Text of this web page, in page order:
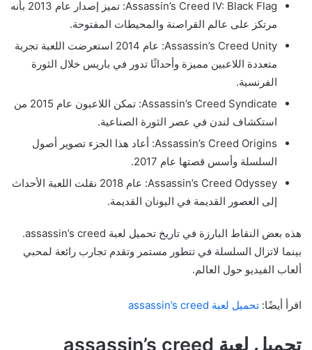
Assassin’s Creed IV: Black Flag: تميز إصدار عام 2013 بأنه
مرتكز على عالم القراصنة والمحيطات المفتوحة.
Assassin’s Creed Unity: عام 2014 استعرضت اللعبة تجربة
متعددة اللاعبين مميزة وأحداثًا تدور في باريس خلال الثورة
الفرنسية.
Assassin’s Creed Syndicate: تمكن اللاعبون عام 2015 من
استكشاف لندن في عصر الثورة الصناعية.
Assassin’s Creed Origins: أعاد هذا الجزء تصوير أصول
السلسلة وأسس قصتها عام 2017.
Assassin’s Creed Odyssey: عام 2018 نقلت اللعبة الأحداث
إلى العصور القديمة في اليونان القديمة.
هذه بعض النقاط البارزة في تاريخ تحميل لعبة assassin’s creed.
بينما لاتزال السلسلة في تتطور مستمر وتقدم تجارب رائعة لمحبي
ألعاب الفيديو حول العالم.
اقرأ أيضًا: تحميل لعبة assassin’s creed
تحميل لعبة assassin’s creed